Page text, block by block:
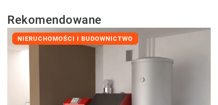
Rekomendowane
NIERUCHOMOŚCI I BUDOWNICTWO